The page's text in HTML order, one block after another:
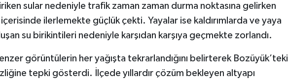
sular nedeniyle trafik zaman zaman durma noktasına gelirken
içerisinde ilerlemekte güçlük çekti. Yayalar ise kaldırımlarda ve yaya
su birikintileri nedeniyle karşıdan karşıya geçmekte zorlandı.
görüntülerin her yağışta tekrarlandığını belirterek Bozüyük’teki
tepki gösterdi. İlçede yıllardır çözüm bekleyen altyapı